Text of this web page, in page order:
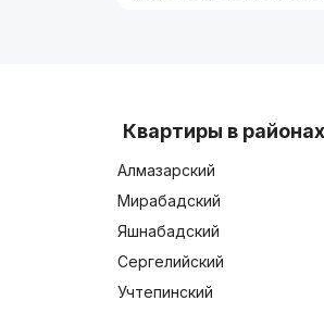
Квартиры в
Алмазарский
Мирабадский
Яшнабадский
Сергелийский
Учтепинский